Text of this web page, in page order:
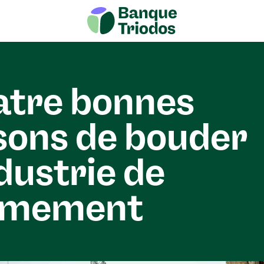
bonnes
de bouder
de